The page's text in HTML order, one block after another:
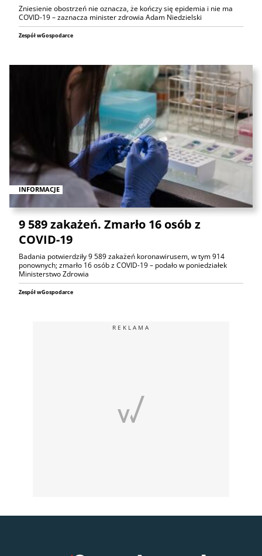
Zniesienie obostrzeń nie oznacza, że kończy się epidemia i nie ma
COVID-19 – zaznacza minister zdrowia Adam Niedzielski
Zespół wGospodarce
INFORMACJE
9 589 zakażeń. Zmarło 16 osób z
COVID-19
Badania potwierdziły 9 589 zakażeń koronawirusem, w tym 914
ponownych; zmarło 16 osób z COVID-19 – podało w poniedziałek
Ministerstwo Zdrowia
Zespół wGospodarce
REKLAMA